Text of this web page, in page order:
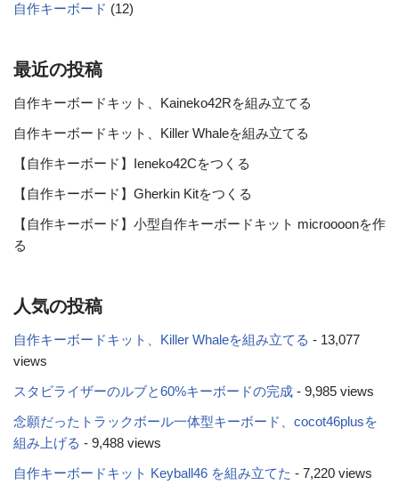
自作キーボード (12)
最近の投稿
自作キーボードキット、Kaineko42Rを組み立てる
自作キーボードキット、Killer Whaleを組み立てる
【自作キーボード】Ieneko42Cをつくる
【自作キーボード】Gherkin Kitをつくる
【自作キーボード】小型自作キーボードキット microooonを作
る
人気の投稿
自作キーボードキット、Killer Whaleを組み立てる - 13,077
views
スタビライザーのルブと60%キーボードの完成 - 9,985 views
念願だったトラックボール一体型キーボード、cocot46plusを
組み上げる - 9,488 views
自作キーボードキット Keyball46 を組み立てた - 7,220 views